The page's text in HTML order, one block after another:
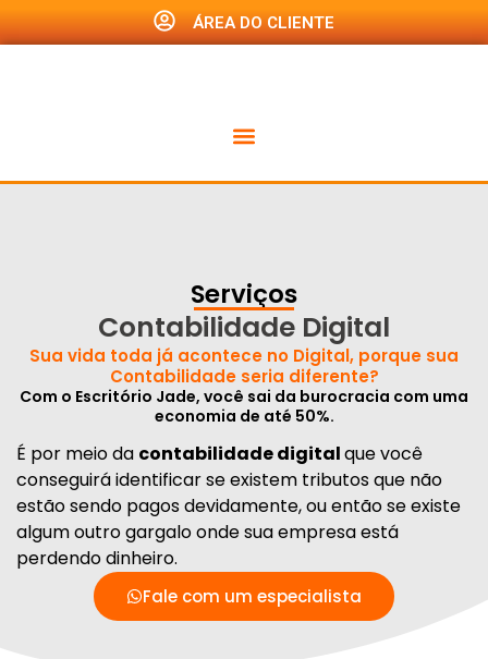
ÁREA DO CLIENTE
Serviços
Contabilidade Digital
Sua vida toda já acontece no Digital, porque sua
Contabilidade seria diferente?
Com o Escritório Jade, você sai da burocracia com uma
economia de até 50%.
É por meio da contabilidade digitalque você
conseguirá identificar se existem tributos que não
estão sendo pagos devidamente, ou então se existe
algum outro gargalo onde sua empresa está
perdendo dinheiro.
Fale com um especialista